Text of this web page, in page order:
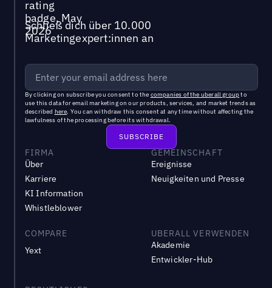
Schließ dich über 10.000
Marketingexpert:innen an
By clicking on subscribe you consent to the companies of the uberall groupto
use this data for email marketing on our products, services, and market trends as
described here. You can withdraw this consent at any time without affecting the
lawfulness of the processing before its withdrawal.
FIRMA
Über
Karriere
KI Information
Whistleblower
GEMEINSCHAFT
Ereignisse
Neuigkeiten und Presse
COMPARE
Yext
UBERALL VERWENDEN
Akademie
Entwickler-Hub